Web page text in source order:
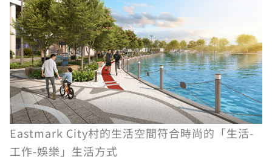
Eastmark City村的生活空間符合時尚的「生活-
工作-娛樂」生活方式